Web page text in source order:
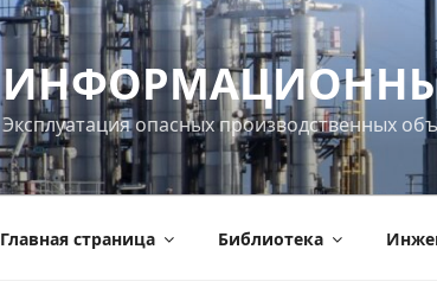
Эксплуатация опасных производственных
Главная страница Библиотека